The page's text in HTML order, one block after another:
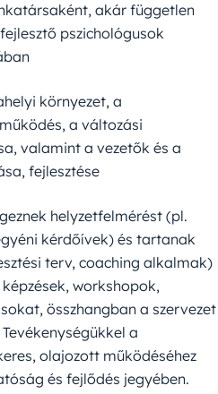
akár független
pszichológusok
környezet, a
a változási
valamint a vezetők és a
fejlesztése
helyzetfelmérést (pl.
kérdőívek) és tartanak
terv, coaching alkalmak)
workshopok,
összhangban a szervezet
a
olajozott működéséhez
és fejlődés jegyében.